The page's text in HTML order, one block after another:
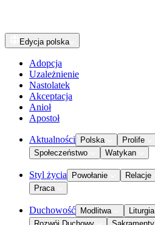
Edycja polska
Adopcja
Uzależnienie
Nastolatek
Akceptacja
Anioł
Apostoł
Aktualności Polska Prolife
Społeczeństwo
Watykan
Styl życia Powołanie Relacje
Praca
Duchowość Modlitwa Liturgia